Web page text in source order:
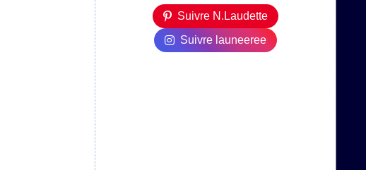
Suivre N.Laudette
Suivre launeeree